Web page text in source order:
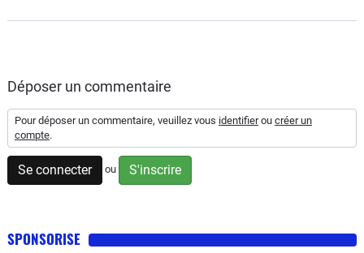
Déposer un commentaire
Pour déposer un commentaire, veuillez vous identifierou créer un
compte.
Se connecter ou S'inscrire
SPONSORISE